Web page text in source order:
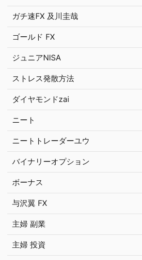
ガチ速FX 及川圭哉
ゴールド FX
ジュニアNISA
ストレス発散方法
ダイヤモンドzai
ニート
ニートトレーダーユウ
バイナリーオプション
ボーナス
与沢翼 FX
主婦 副業
主婦 投資